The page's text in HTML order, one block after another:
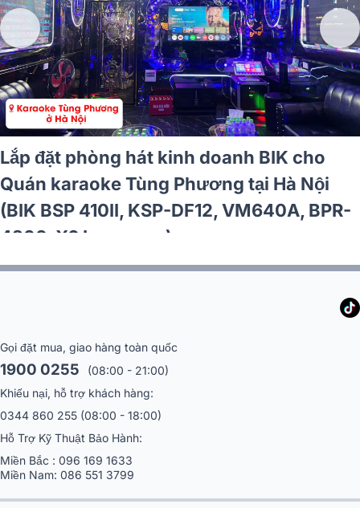
Lắp đặt phòng hát kinh doanh BIK cho
Quán karaoke Tùng Phương tại Hà Nội
(BIK BSP 410II, KSP-DF12, VM640A, BPR-
4200, X6 Luxury,…)
Gọi đặt mua, giao hàng toàn quốc
1900 0255
(08:00 - 21:00)
Khiếu nại, hỗ trợ khách hàng:
0344 860 255 (08:00 - 18:00)
Hỗ Trợ Kỹ Thuật Bảo Hành:
Miền Bắc : 096 169 1633
Miền Nam: 086 551 3799